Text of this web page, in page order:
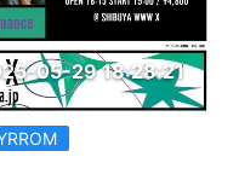
05-29 18:28:21